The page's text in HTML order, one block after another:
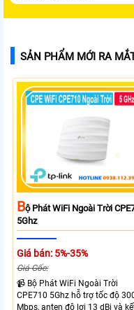
SẢN PHẨM MỚI RA
BỘ Phát WiFi Ngoài Trời
5Ghz
Giá bán: 5%-35%
Giá Gốc:
📹 Bộ Phát WiFi Ngoài Trời
CPE710 5Ghz hỗ trợ tốc độ
Mbps, anten độ lợi 13 dBi và